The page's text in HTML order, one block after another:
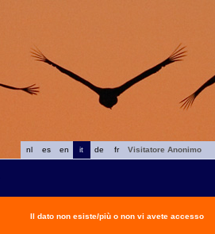
fr
de
it
en
es
nl
Visitatore Anonimo
Il dato non esiste/più o non vi avete accesso